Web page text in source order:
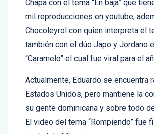
mil reproducciones en youtube,
Chocoleyrol con quien interpreta el
también con el dúo Japo y Jordano
“Caramelo” el cual fue viral para el
Estados Unidos, pero mantiene la
su gente dominicana y sobre todo de
El video del tema “Rompiendo” fue
ciudad de Miami.